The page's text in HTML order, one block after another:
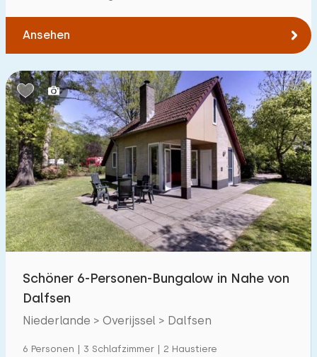
Ansehen
Schöner 6-Personen-Bungalow in Nahe von
Dalfsen
Niederlande > Overijssel > Dalfsen
6 Personen | 3 Schlafzimmer | 2 Haustiere